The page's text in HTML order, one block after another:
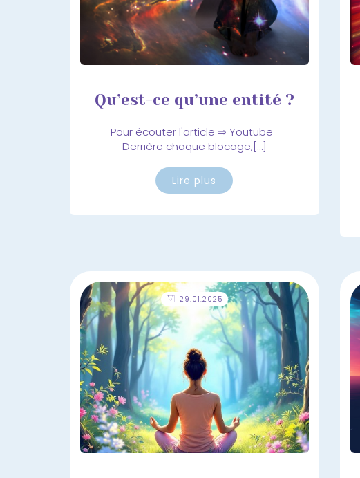
Qu’est-ce qu’une entité ?
Pour écouter l'article ⇒ Youtube
Derrière chaque blocage,[…]
Lire plus
29.01.2025